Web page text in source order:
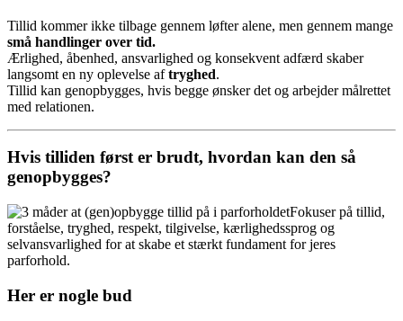
Tillid kommer ikke tilbage gennem løfter alene, men gennem mange
små handlinger over tid.
Ærlighed, åbenhed, ansvarlighed og konsekvent adfærd skaber
langsomt en ny oplevelse aftryghed.
Tillid kan genopbygges, hvis begge ønsker det og arbejder målrettet
med relationen.
Hvis tilliden først er brudt, hvordan kan den så
genopbygges?
Fokuser på tillid,
forståelse, tryghed, respekt, tilgivelse, kærlighedssprog og
selvansvarlighed for at skabe et stærkt fundament for jeres
parforhold.
Her er nogle bud